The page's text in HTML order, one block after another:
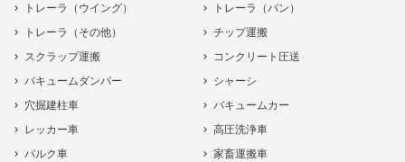
トレーラ（ウイング）
トレーラ（バン）
トレーラ（その他）
チップ運搬
スクラップ運搬
コンクリート圧送
バキュームダンパー
シャーシ
穴掘建柱車
バキュームカー
レッカー車
高圧洗浄車
バルク車
家畜運搬車